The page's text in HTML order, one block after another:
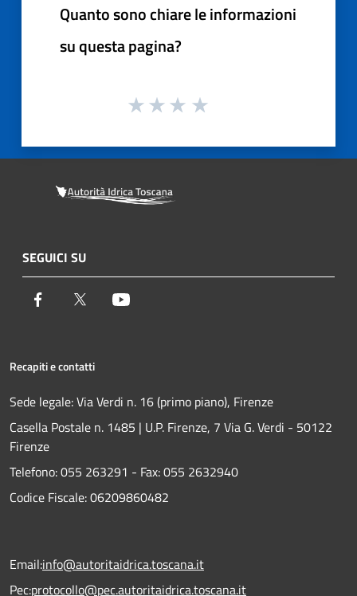
Quanto sono chiare le informazioni
su questa pagina?
SEGUICI SU
Facebook Twitter
Recapiti e contatti
Sede legale: Via Verdi n. 16 (primo piano), Firenze
Casella Postale n. 1485 | U.P. Firenze, 7 Via G. Verdi - 50122
Firenze
Telefono:055 263291 - Fax:055 2632940
Codice Fiscale: 06209860482
Email:info@autoritaidrica.toscana.it
Pec:protocollo@pec.autoritaidrica.toscana.it